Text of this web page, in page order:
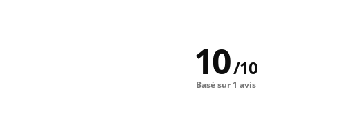
10/10
Basé sur 1 avis